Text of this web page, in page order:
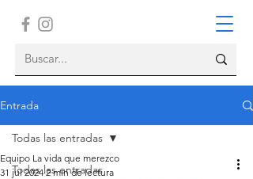
Entrada
Todas las entradas
Todas las entradas
Equipo La vida que merezco
31 jul 2024 2 min de lectura